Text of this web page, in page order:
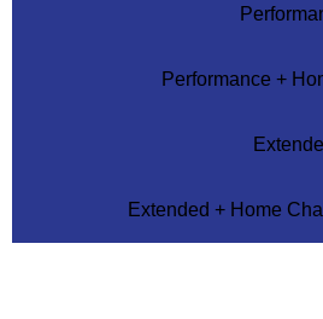
Performance +
Extended + Home